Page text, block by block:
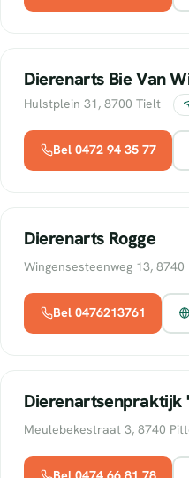
Dierenarts Bie Van
Hulstplein 31, 8700 Tielt
Bel 0472 94 35 77
Dierenarts Rogge
Wingensesteenweg 13, 8740
Bel 0476213761
Dierenartsenpraktijk
Meulebekestraat 3, 8740